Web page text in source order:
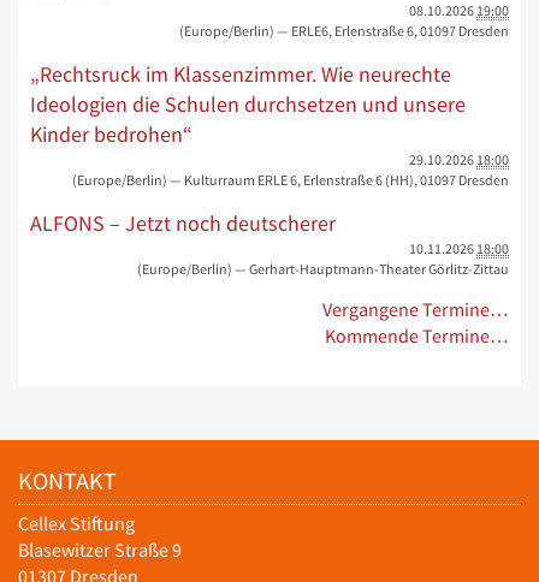
08.10.2026 19:00
(Europe/Berlin) — ERLE6, Erlenstraße 6, 01097 Dresden
„Rechtsruck im Klassenzimmer. Wie neurechte
Ideologien die Schulen durchsetzen und unsere
Kinder bedrohen“
29.10.2026 18:00
(Europe/Berlin) — Kulturraum ERLE 6, Erlenstraße 6 (HH), 01097 Dresden
ALFONS – Jetzt noch deutscherer
10.11.2026 18:00
(Europe/Berlin) — Gerhart-Hauptmann-Theater Görlitz-Zittau
Vergangene Termine…
Kommende Termine…
KONTAKT
Cellex Stiftung
Blasewitzer Straße 9
01307 Dresden